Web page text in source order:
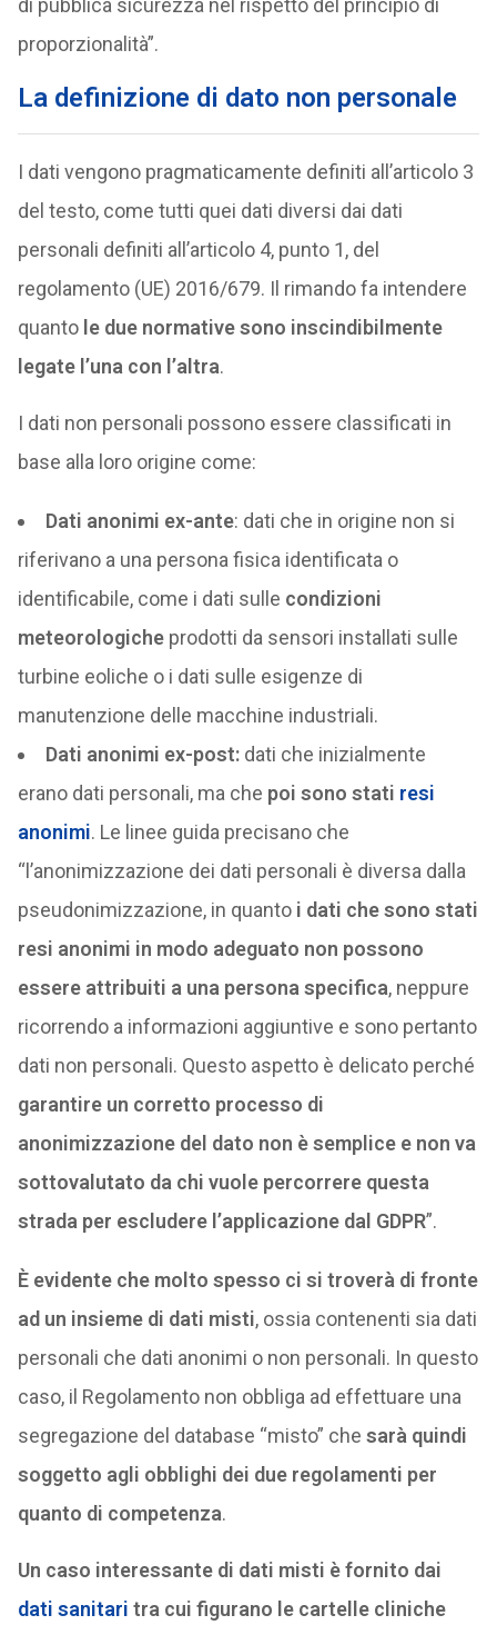
di pubblica sicurezza nel rispetto del principio di
proporzionalità”.
La definizione di dato non personale
I dati vengono pragmaticamente definiti all’articolo 3
del testo, come tutti quei dati diversi dai dati
personali definiti all’articolo 4, punto 1, del
regolamento (UE) 2016/679. Il rimando fa intendere
quanto le due normative sono inscindibilmente
legate l’una con l’altra.
I dati non personali possono essere classificati in
base alla loro origine come:
Dati anonimi ex-ante: dati che in origine non si
riferivano a una persona fisica identificata o
identificabile, come i dati sulle condizioni
meteorologicheprodotti da sensori installati sulle
turbine eoliche o i dati sulle esigenze di
manutenzione delle macchine industriali.
Dati anonimi ex-post:dati che inizialmente
erano dati personali, ma che poi sono stati resi
anonimi. Le linee guida precisano che
“l’anonimizzazione dei dati personali è diversa dalla
pseudonimizzazione, in quantoi dati che sono stati
resi anonimi in modo adeguato non possono
essere attribuiti a una persona specifica, neppure
ricorrendo a informazioni aggiuntive e sono pertanto
dati non personali. Questo aspetto è delicato perché
garantire un corretto processo di
anonimizzazione del dato non è semplice e non va
sottovalutato da chi vuole percorrere questa
strada per escludere l’applicazione dal GDPR”.
È evidente che molto spesso ci si troverà di fronte
ad un insieme di dati misti, ossia contenenti sia dati
personali che dati anonimi o non personali. In questo
caso, il Regolamento non obbliga ad effettuare una
segregazione del database “misto” che sarà quindi
soggetto agli obblighi dei due regolamenti per
quanto di competenza.
Un caso interessante di dati misti è fornito dai
dati sanitari tra cui figurano le cartelle cliniche